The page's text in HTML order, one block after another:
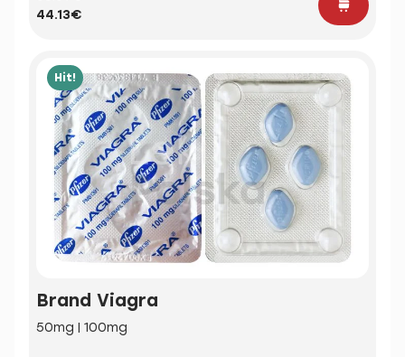
44.13€
Hit!
Brand Viagra
50mg | 100mg